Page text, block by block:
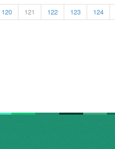
120 121 122 123 124